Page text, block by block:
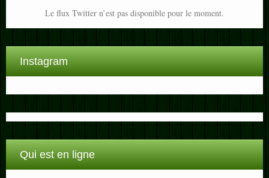
Le flux Twitter n’est pas disponible pour le moment.
Instagram
Qui est en ligne